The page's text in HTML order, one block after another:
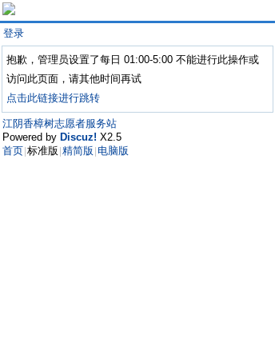
登录
抱歉，管理员设置了每日 01:00-5:00 不能进行此操作或
访问此页面，请其他时间再试
点击此链接进行跳转
江阴香樟树志愿者服务站
Powered by Discuz! X2.5
首页 标准版 精简版 电脑版